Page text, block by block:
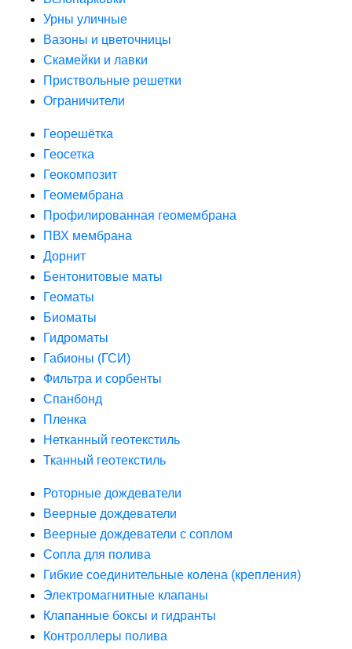
Урны уличные
Вазоны и цветочницы
Скамейки и лавки
Приствольные решетки
Ограничители
Георешётка
Геосетка
Геокомпозит
Геомембрана
Профилированная геомембрана
ПВХ мембрана
Дорнит
Бентонитовые маты
Геоматы
Биоматы
Гидроматы
Габионы (ГСИ)
Фильтра и сорбенты
Спанбонд
Пленка
Нетканный геотекстиль
Тканный геотекстиль
Роторные дождеватели
Веерные дождеватели
Веерные дождеватели с соплом
Сопла для полива
Гибкие соединительные колена (крепления)
Электромагнитные клапаны
Клапанные боксы и гидранты
Контроллеры полива